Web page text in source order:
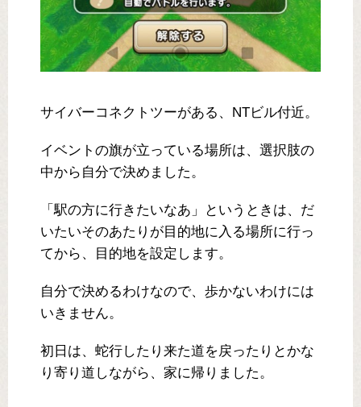
サイバーコネクトツーがある、NTビル付近。
イベントの旗が立っている場所は、選択肢の
中から自分で決めました。
「駅の方に行きたいなあ」というときは、だ
いたいそのあたりが目的地に入る場所に行っ
てから、目的地を設定します。
自分で決めるわけなので、歩かないわけには
いきません。
初日は、蛇行したり来た道を戻ったりとかな
り寄り道しながら、家に帰りました。